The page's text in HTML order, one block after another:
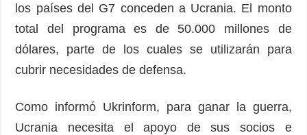
los países del G7 conceden a Ucrania. El monto
total del programa es de 50.000 millones de
dólares, parte de los cuales se utilizarán para
cubrir necesidades de defensa.
Como informó Ukrinform, para ganar la guerra,
Ucrania necesita el apoyo de sus socios e